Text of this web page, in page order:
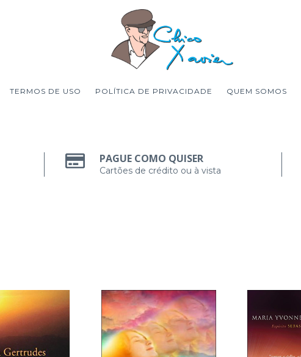
TERMOS DE USO POLÍTICA DE PRIVACIDADE QUEM SOMOS
PAGUE COMO QUISER
Cartões de crédito ou à vista